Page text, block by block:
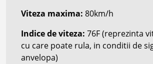
Viteza maxima: 80km/h
Indice de viteza: 76F(reprezinta
cu care poate rula, in conditii de
anvelopa)